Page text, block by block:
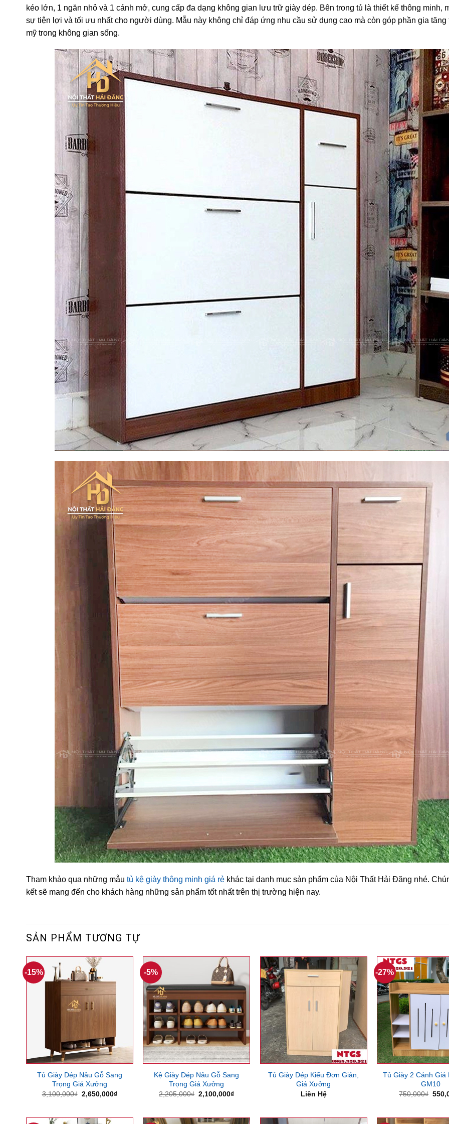
kéo lớn, 1 ngăn nhỏ và 1 cánh mở, cung cấp đa dạng không gian lưu trữ giày dép. Bên trong tủ là thiết kế thông minh,
sự tiện lợi và tối ưu nhất cho người dùng. Mẫu này không chỉ đáp ứng nhu cầu sử dụng cao mà còn góp phần gia tăng
mỹ trong không gian sống.
Tham khảo qua những mẫu tủ kệ giày thông minh giá rẻ khác tại danh mục sản phẩm của Nội Thất Hải Đăng nhé.
kết sẽ mang đến cho khách hàng những sản phẩm tốt nhất trên thị trường hiện nay.
SẢN PHẨM TƯƠNG TỰ
-15%
Tủ Giày Dép Nâu Gỗ Sang
Trọng Giá Xưởng
3,100,000₫ Giá
2,650,000₫Giá
2,650,000₫.
-5%
Kệ Giày Dép Nâu Gỗ Sang
Trọng Giá Xưởng
2,205,000₫ Giá
2,100,000₫Giá
2,100,000₫.
Tủ Giày Dép Kiểu Đơn Giản,
Giá Xưởng
Liên Hệ
-27%
Tủ Giày 2 Cánh Giá
GM10
750,000₫ Giá